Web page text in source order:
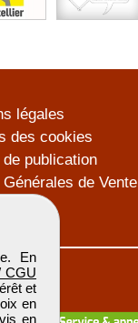
En
CGU
et
en
en
légales
des cookies
publication
de Vente